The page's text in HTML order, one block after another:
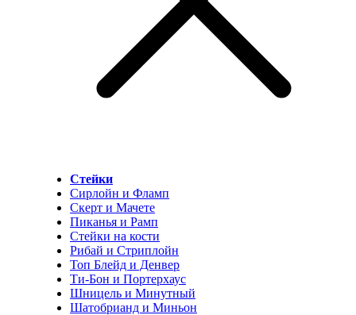
Стейки
Сирлойн и Фламп
Скерт и Мачете
Пиканья и Рамп
Стейки на кости
Рибай и Стриплойн
Топ Блейд и Денвер
Ти-Бон и Портерхаус
Шницель и Минутный
Шатобрианд и Миньон